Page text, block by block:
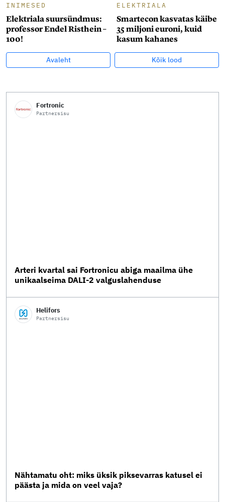
INIMESED
Elektriala suursündmus:
professor Endel Risthein –
100!
ELEKTRIALA
Smartecon kasvatas käibe
35 miljoni euroni, kuid
kasum kahanes
Avaleht Kõik lood
Fortronic
Partnersisu
Arteri kvartal sai Fortronicu abiga maailma ühe
unikaalseima DALI-2 valguslahenduse
Helifors
Partnersisu
Nähtamatu oht: miks üksik piksevarras katusel ei
päästa ja mida on veel vaja?